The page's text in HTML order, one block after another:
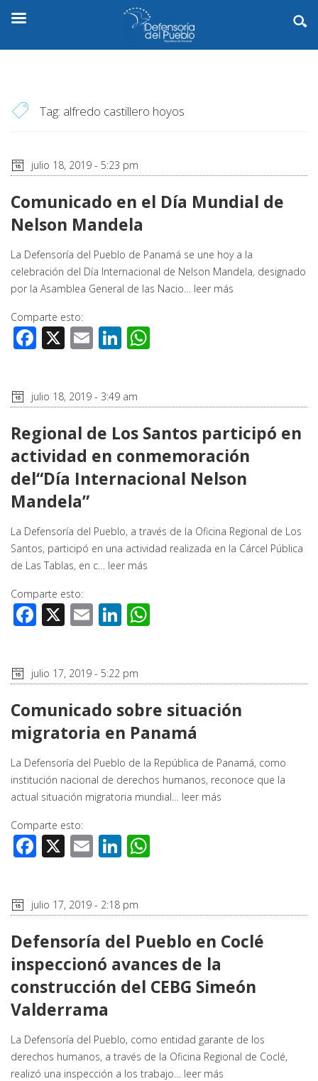
Tag: alfredo castillero hoyos
julio 18, 2019 - 5:23 pm
Comunicado en el Día Mundial de
Nelson Mandela
La Defensoría del Pueblo de Panamá se une hoy a la
celebración del Día Internacional de Nelson Mandela, designado
por la Asamblea General de las Nacio… leer más
Comparte esto:
Facebook
X EmailLinkedIn
julio 18, 2019 - 3:49 am
Regional de Los Santos participó en
actividad en conmemoración
del“Día Internacional Nelson
Mandela”
La Defensoría del Pueblo, a través de la Oficina Regional de Los
Santos, participó en una actividad realizada en la Cárcel Pública
de Las Tablas, en c… leer más
Comparte esto:
Facebook
X EmailLinkedIn
julio 17, 2019 - 5:22 pm
Comunicado sobre situación
migratoria en Panamá
La Defensoría del Pueblo de la República de Panamá, como
institución nacional de derechos humanos, reconoce que la
actual situación migratoria mundial… leer más
Comparte esto:
Facebook
X EmailLinkedIn
julio 17, 2019 - 2:18 pm
Defensoría del Pueblo en Coclé
inspeccionó avances de la
construcción del CEBG Simeón
Valderrama
La Defensoría del Pueblo, como entidad garante de los
derechos humanos, a través de la Oficina Regional de Coclé,
realizó una inspección a los trabajo… leer más